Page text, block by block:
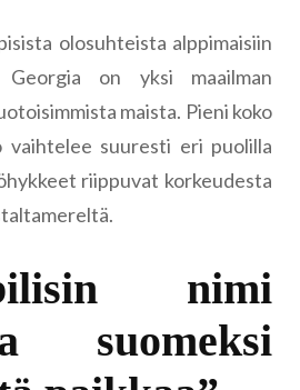
olosuhteista alppimaisiin
Georgia on yksi maailman
maista. Pieni koko
vaihtelee suuresti eri puolilla
riippuvat korkeudesta
nimi
suomeksi